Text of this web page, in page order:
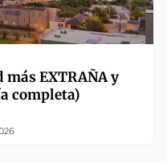
EXTRAÑA y
completa)